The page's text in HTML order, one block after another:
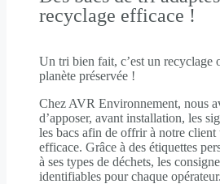
recyclage efficace !
Un tri bien fait, c’est un recyclage
planète préservée !
Chez AVR Environnement, nous
d’apposer, avant installation, les
les bacs afin de offrir à notre
efficace. Grâce à des étiquettes
à ses types de déchets, les
identifiables pour chaque opérateur.